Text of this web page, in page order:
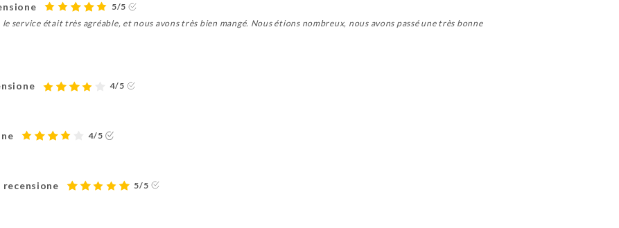
5/5
service était très agréable, et nous avons très bien mangé. Nous étions nombreux, nous avons passé une très bonne
4/5
4/5
recensione 5/5